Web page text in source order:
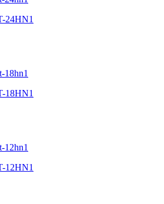
24HN1
18HN1
12HN1